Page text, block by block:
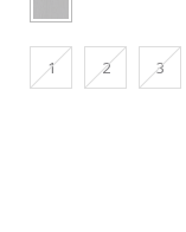
1 2 3